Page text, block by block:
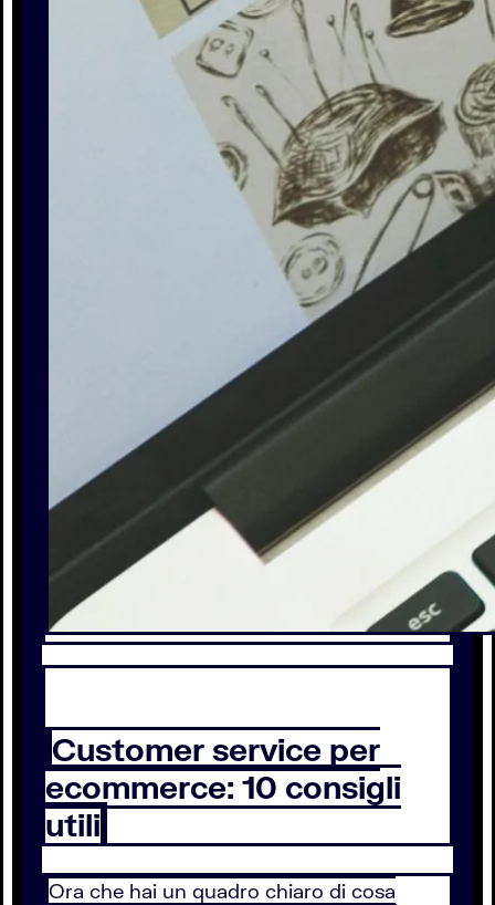
Customer service per
ecommerce: 10 consigli
utili
Ora che hai un quadro chiaro di cosa